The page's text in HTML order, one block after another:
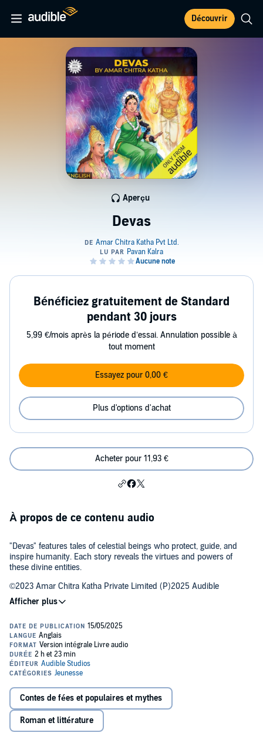
Découvrir
Devas
Aperçu
Bénéficiez gratuitement de Standard
pendant 30 jours
5,99 €/mois après la période d’essai. Annulation possible à
tout moment
Essayez pour 0,00 €
Plus d'options d'achat
Acheter pour 11,93 €
À propos de ce contenu audio
"Devas" features tales of celestial beings who protect, guide, and
inspire humanity. Each story reveals the virtues and powers of
these divine entities.
©2023 Amar Chitra Katha Private Limited (P)2025 Audible
Singapore Private Limited
Contes de fées et populaires et mythes
Roman et littérature